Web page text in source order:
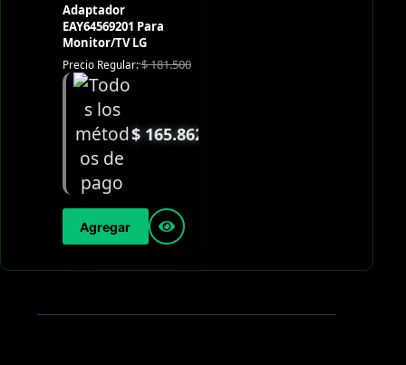
Adaptador
EAY64569201 Para
Monitor/TV LG
Precio Regular:$181.500
$165.862
Agregar